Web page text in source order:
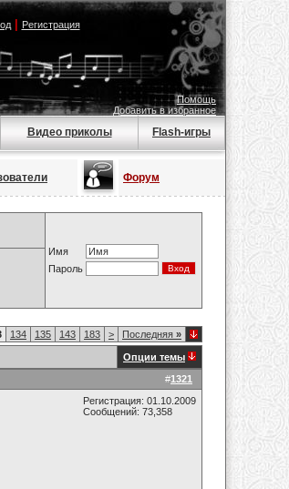
| Регистрация
Помощь
Добавить в избранное
Видео приколы Flash-игры
Форум
Имя
Пароль
134 135 143 183 > Последняя »
Опции темы
#1321
Регистрация: 01.10.2009
Сообщений: 73,358